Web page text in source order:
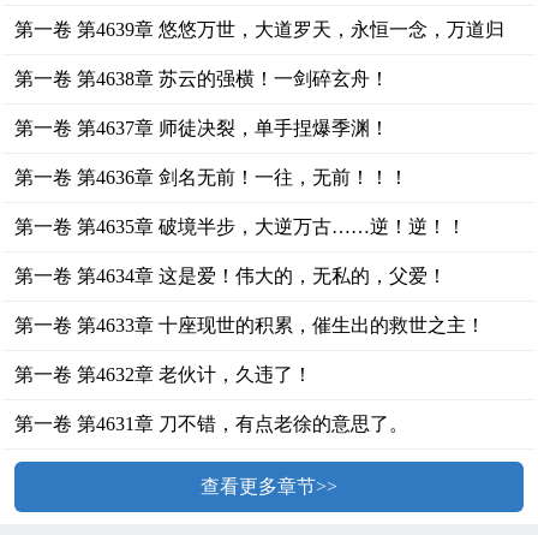
第一卷 第4639章 悠悠万世，大道罗天，永恒一念，万道归
宗！
第一卷 第4638章 苏云的强横！一剑碎玄舟！
第一卷 第4637章 师徒决裂，单手捏爆季渊！
第一卷 第4636章 剑名无前！一往，无前！！！
第一卷 第4635章 破境半步，大逆万古……逆！逆！！
逆！！！
第一卷 第4634章 这是爱！伟大的，无私的，父爱！
第一卷 第4633章 十座现世的积累，催生出的救世之主！
第一卷 第4632章 老伙计，久违了！
第一卷 第4631章 刀不错，有点老徐的意思了。
查看更多章节>>